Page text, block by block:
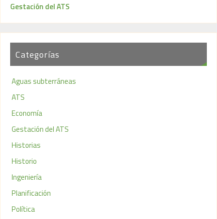
Gestación del ATS
Categorías
Aguas subterráneas
ATS
Economía
Gestación del ATS
Historias
Historio
Ingeniería
Planificación
Política